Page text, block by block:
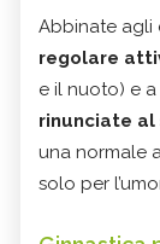
Abbinate agli
regolare
e il nuoto) e a
rinunciate al
una normale
solo per